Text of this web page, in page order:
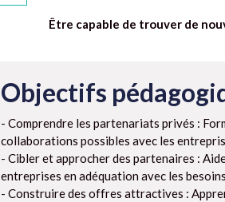
Être capable de trouver de
Objectifs
- Comprendre les partenariats privés :
collaborations possibles avec les
- Cibler et approcher des partenaires :
entreprises en adéquation avec les
- Construire des offres attractives :